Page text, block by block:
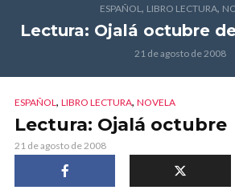
ESPAÑOL, LIBRO LECTURA,
Lectura: Ojalá octubre
21 de agosto de 2008
ESPAÑOL, LIBRO LECTURA, NOVELA
Lectura: Ojalá octubre
21 de agosto de 2008